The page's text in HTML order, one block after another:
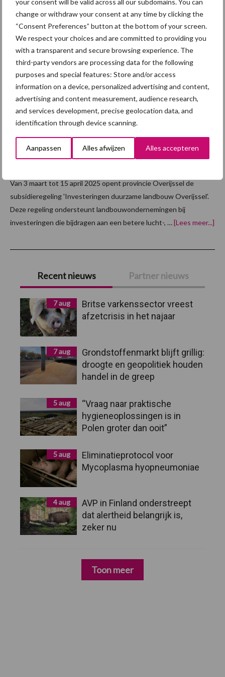
your consent will be valid across all our subdomains. You can
change or withdraw your consent at any time by clicking the
“Consent Preferences” button at the bottom of your screen.
We respect your choices and are committed to providing you
with a transparent and secure browsing experience. The
third-party vendors are processing data for the following
purposes and special features: Store and/or access
information on a device, personalized advertising and content,
advertising and content measurement, audience research,
and services development, precise geolocation data, and
identification through device scanning.
Aanpassen Alles afwijzen Alles accepteren
aangekocht. Het betreft het varkensbedrijf …
overJong
koppel
start
op
met
Subsidie
voor
duurzam
e
investeri
ngen in
landbou
w Overijssel
5 februari 2025
Van 3 maart tot 15 april 2025 opent provincie Overijssel de
subsidieregeling 'Investeringen duurzame landbouw Overijssel'.
Deze regeling ondersteunt landbouwondernemingen bij
investeringen die bijdragen aan een betere lucht-, …[Lees meer...]
Primaire
Sidebar
Recent nieuws Partner nieuws
7 aug
Britse varkenssector vreest
afzetcrisis in het najaar
7 aug
Grondstoffenmarkt blijft grillig:
droogte en geopolitiek houden
handel in de greep
5 aug
“Vraag naar praktische
hygieneoplossingen is in
Polen groter dan ooit”
5 aug
Eliminatieprotocol voor
Mycoplasma hyopneumoniae
4 aug
AVP in Finland onderstreept
dat alertheid belangrijk is,
zeker nu
Toon meer